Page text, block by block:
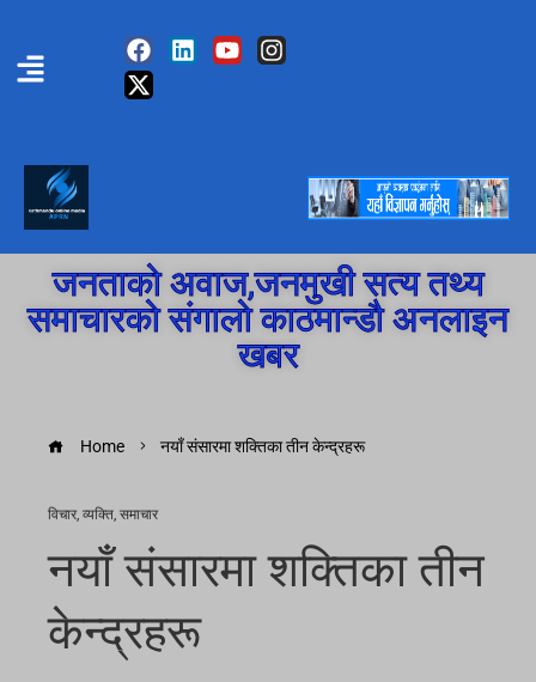
जनताको अवाज,जनमुखी सत्य तथ्य
समाचारको संगालो काठमान्डौ अनलाइन
खबर
Home नयाँ संसारमा शक्तिका तीन केन्द्रहरू
विचार, व्यक्ति, समाचार
नयाँ संसारमा शक्तिका तीन
केन्द्रहरू